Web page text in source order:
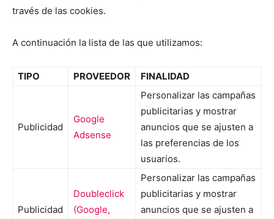
través de las cookies.
A continuación la lista de las que utilizamos:
TIPO PROVEEDOR FINALIDAD
Publicidad
Google
Adsense
Personalizar las campañas
publicitarias y mostrar
anuncios que se ajusten a
las preferencias de los
usuarios.
Publicidad
Doubleclick
(Google,
Personalizar las campañas
publicitarias y mostrar
anuncios que se ajusten a